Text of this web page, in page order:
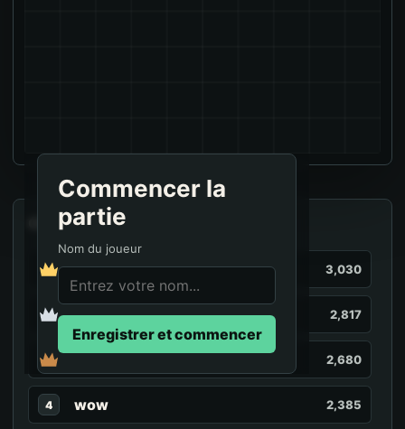
Commencer la
partie
Nom du joueur
Enregistrer et commencer
Classement
navara 3,030
JPerere 2,817
2,680
4 wow 2,385